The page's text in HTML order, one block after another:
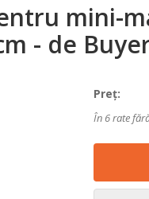
mini-
- de
Preţ:
În 6 rate